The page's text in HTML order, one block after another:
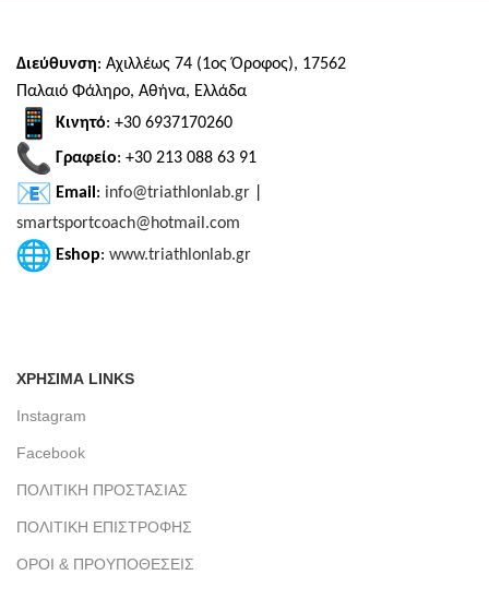
Διεύθυνση: Αχιλλέως 74 (1ος Όροφος), 17562
Παλαιό Φάληρο, Αθήνα, Ελλάδα
Κινητό: +30 6937170260
Γραφείο: +30 213 088 63 91
Email : info@triathlonlab.gr
smartsportcoach@hotmail.com
Eshop: www.triathlonlab.gr
ΧΡΗΣΙΜΑ LINKS
Instagram
Facebook
ΠΟΛΙΤΙΚΗ ΠΡΟΣΤΑΣΙΑΣ
ΠΟΛΙΤΙΚΗ ΕΠΙΣΤΡΟΦΗΣ
ΟΡΟΙ & ΠΡΟΥΠΟΘΕΣΕΙΣ